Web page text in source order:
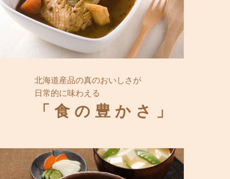
北海道産品の真のおいしさが
日常的に味わえる
「食の豊かさ」